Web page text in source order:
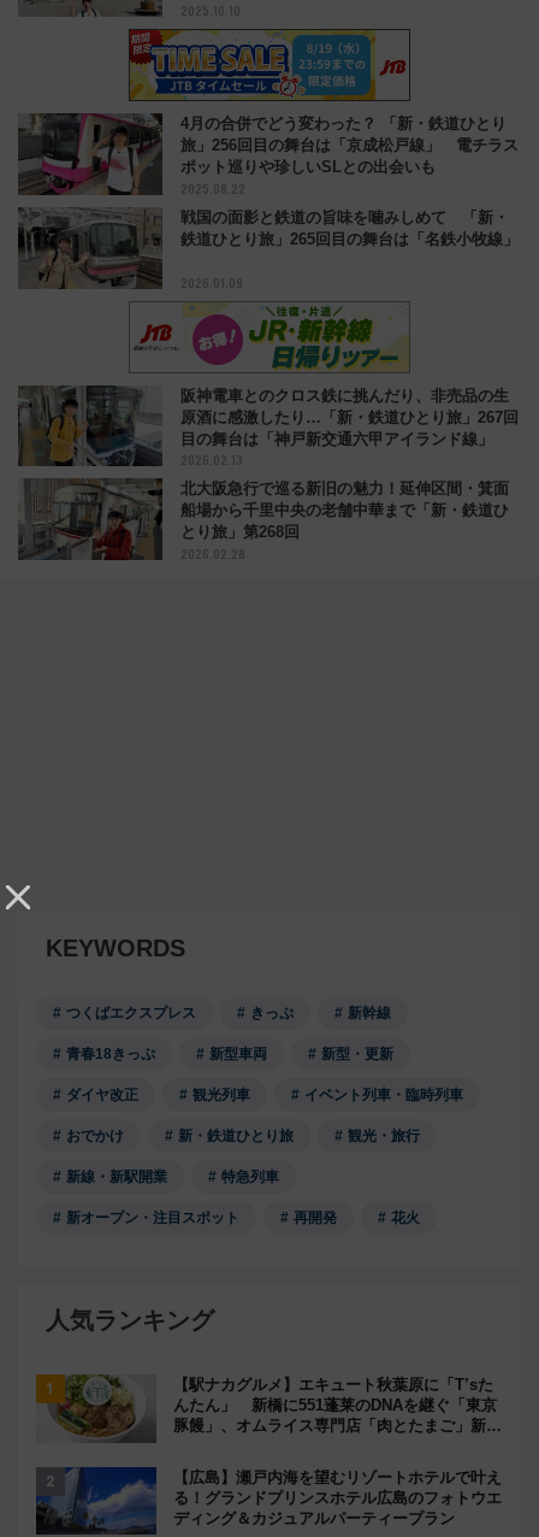
2025.10.10
4月の合併でどう変わった？ 「新・鉄道ひとり
旅」256回目の舞台は「京成松戸線」 電チラス
ポット巡りや珍しいSLとの出会いも
2025.08.22
戦国の面影と鉄道の旨味を噛みしめて 「新・
鉄道ひとり旅」265回目の舞台は「名鉄小牧線」
2026.01.09
阪神電車とのクロス鉄に挑んだり、非売品の生
原酒に感激したり…「新・鉄道ひとり旅」267回
目の舞台は「神戸新交通六甲アイランド線」
2026.02.13
北大阪急行で巡る新旧の魅力！延伸区間・箕面
船場から千里中央の老舗中華まで「新・鉄道ひ
とり旅」第268回
2026.02.28
KEYWORDS
つくばエクスプレス きっぷ 新幹線
青春18きっぷ 新型車両 新型・更新
ダイヤ改正 観光列車 イベント列車・臨時列車
おでかけ 新・鉄道ひとり旅 観光・旅行
新線・新駅開業 特急列車
新オープン・注目スポット 再開発 花火
人気ランキング
【駅ナカグルメ】エキュート秋葉原に「T’sた
んたん」 新橋に551蓬莱のDNAを継ぐ「東京
豚饅」、オムライス専門店「肉とたまご」新グ
【広島】瀬戸内海を望むリゾートホテルで叶え
る！グランドプリンスホテル広島のフォトウエ
ディング＆カジュアルパーティープラン